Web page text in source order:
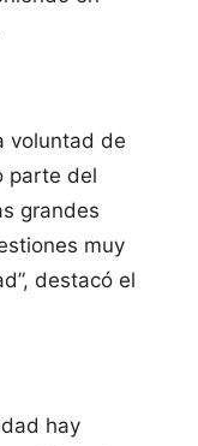
voluntad de
parte del
grandes
muy
destacó el
hay